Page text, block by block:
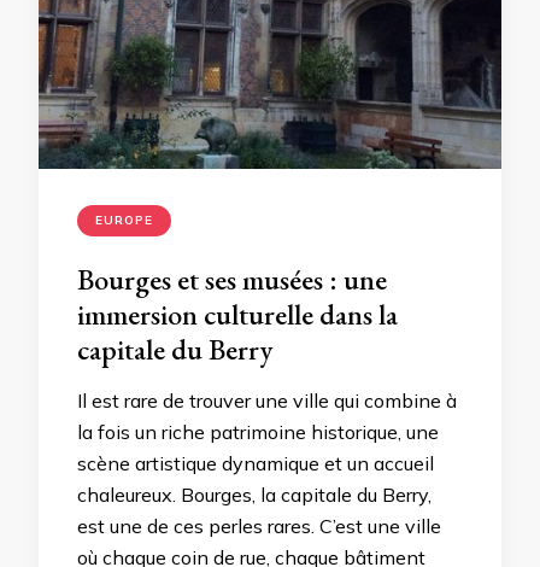
EUROPE
Bourges et ses musées : une
immersion culturelle dans la
capitale du Berry
Il est rare de trouver une ville qui combine à
la fois un riche patrimoine historique, une
scène artistique dynamique et un accueil
chaleureux. Bourges, la capitale du Berry,
est une de ces perles rares. C’est une ville
où chaque coin de rue, chaque bâtiment